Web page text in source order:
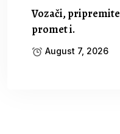
Vozači, pripremite
promet i.
August 7, 2026